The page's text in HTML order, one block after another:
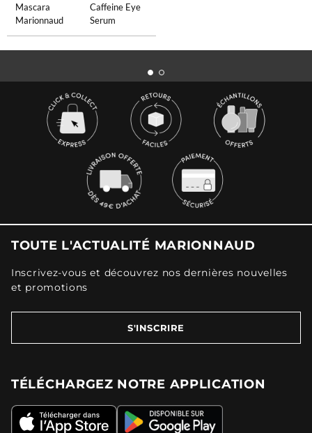
Mascara
Marionnaud
Caffeine Eye
Serum
TOUTE L'ACTUALITÉ MARIONNAUD
Inscrivez-vous et découvrez nos dernières nouvelles
et promotions
S'INSCRIRE
TÉLÉCHARGEZ NOTRE APPLICATION